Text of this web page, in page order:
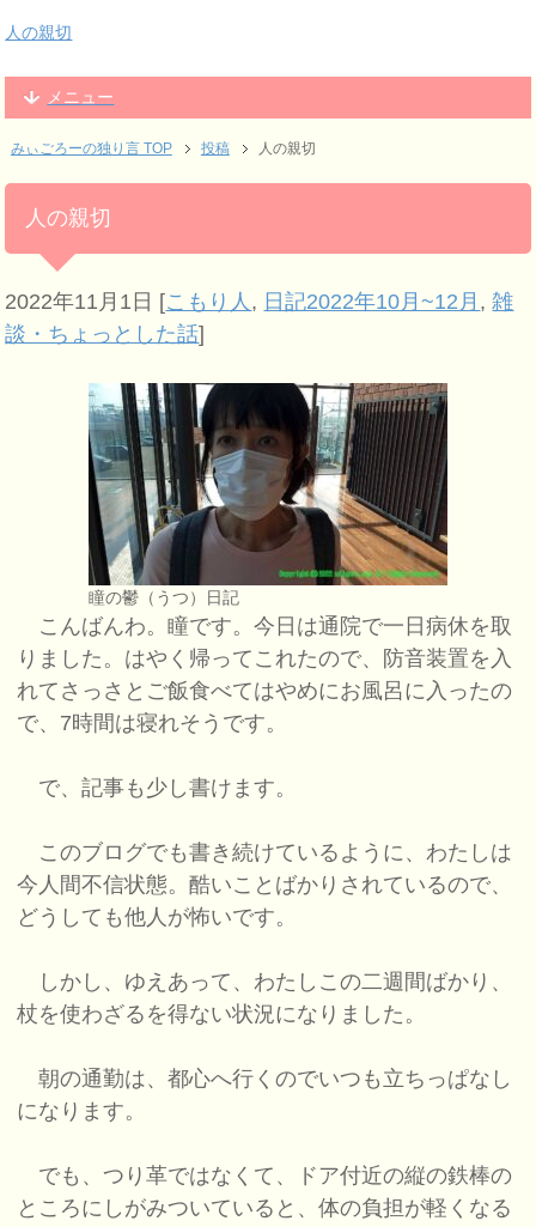
人の親切
メニュー
みぃごろーの独り言 TOP 投稿 人の親切
人の親切
2022年11月1日 [こもり人 , 日記2022年10月~12月 ,雑
談・ちょっとした話]
瞳の鬱（うつ）日記
こんばんわ。瞳です。今日は通院で一日病休を取
りました。はやく帰ってこれたので、防音装置を入
れてさっさとご飯食べてはやめにお風呂に入ったの
で、7時間は寝れそうです。
で、記事も少し書けます。
このブログでも書き続けているように、わたしは
今人間不信状態。酷いことばかりされているので、
どうしても他人が怖いです。
しかし、ゆえあって、わたしこの二週間ばかり、
杖を使わざるを得ない状況になりました。
朝の通勤は、都心へ行くのでいつも立ちっぱなし
になります。
でも、つり革ではなくて、ドア付近の縦の鉄棒の
ところにしがみついていると、体の負担が軽くなる